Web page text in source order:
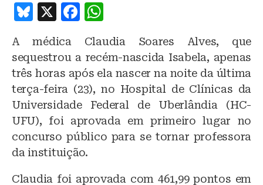
B
lu
e
s
k
y
X
F
c
e
b
o
o
k
at
s
A
p
p
A médica Claudia Soares Alves, que
sequestrou a recém-nascida Isabela, apenas
três horas após ela nascer na noite da última
terça-feira (23), no Hospital de Clínicas da
Universidade Federal de Uberlândia (HC-
UFU), foi aprovada em primeiro lugar no
concurso público para se tornar professora
da instituição.
Claudia foi aprovada com 461,99 pontos em